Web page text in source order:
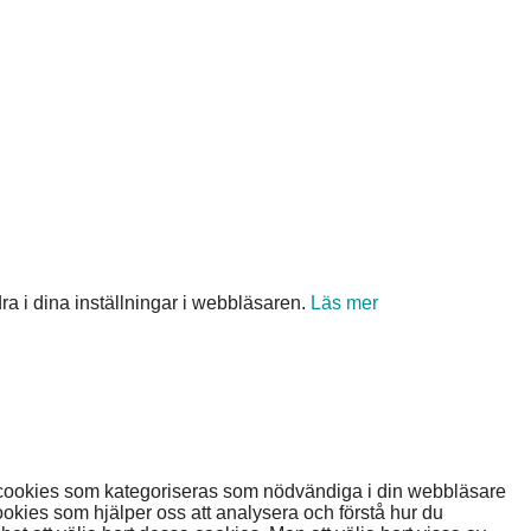
i dina inställningar i webbläsaren. Läs mer
som kategoriseras som nödvändiga i din webbläsare
som hjälper oss att analysera och förstå hur du